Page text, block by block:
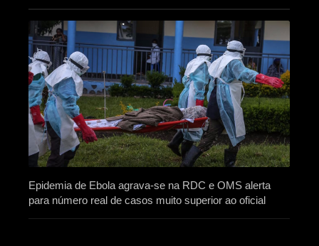
Epidemia de Ebola agrava-se na RDC e OMS alerta
para número real de casos muito superior ao oficial